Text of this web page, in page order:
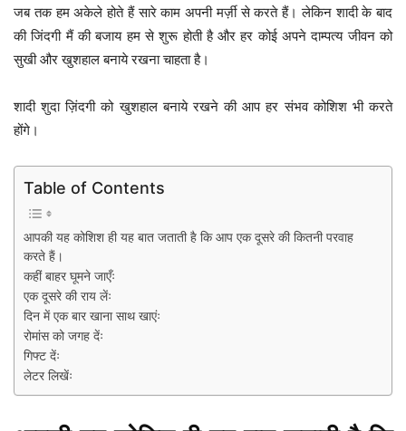
जब तक हम अकेले होते हैं सारे काम अपनी मर्ज़ी से करते हैं। लेकिन शादी के बाद
की जिंदगी मैं की बजाय हम से शुरू होती है और हर कोई अपने दाम्पत्य जीवन को
सुखी और खुशहाल बनाये रखना चाहता है।
शादी शुदा ज़िंदगी को खुशहाल बनाये रखने की आप हर संभव कोशिश भी करते
होंगे।
Table of Contents
आपकी यह कोशिश ही यह बात जताती है कि आप एक दूसरे की कितनी परवाह
करते हैं।
कहीं बाहर घूमने जाएँः
एक दूसरे की राय लेंः
दिन में एक बार खाना साथ खाएंः
रोमांस को जगह देंः
गिफ्ट देंः
लेटर लिखेंः